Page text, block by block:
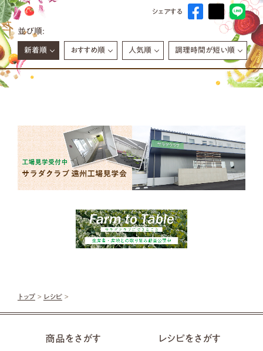
シェアする
並び順:
新着順 おすすめ順 人気順 調理時間が短い順
トップ> レシピ>
商品をさがす レシピをさがす